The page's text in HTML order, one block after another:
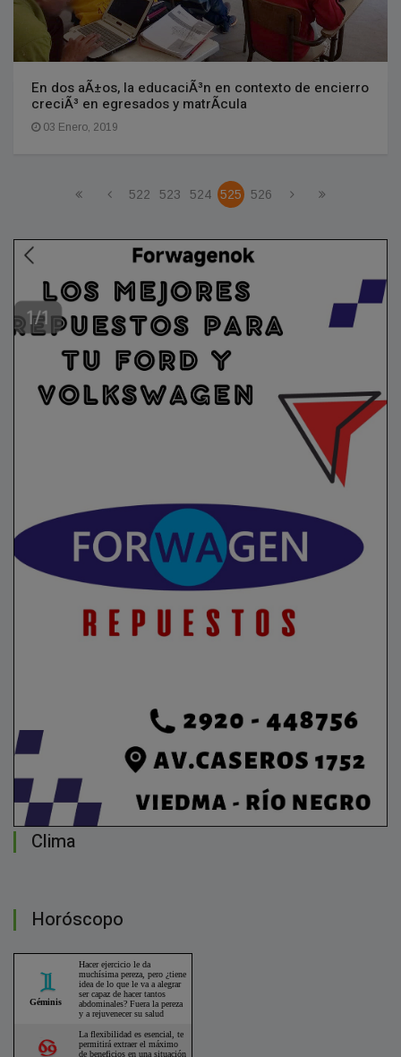
En dos aÃ±os, la educaciÃ³n en contexto de encierro
creciÃ³ en egresados y matrÃ­cula
03 Enero, 2019
522 523 524 525 526
Clima
Horóscopo